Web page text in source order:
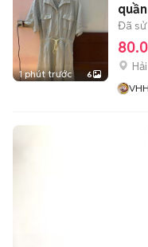
1 phút trước 6
Đã
VHH